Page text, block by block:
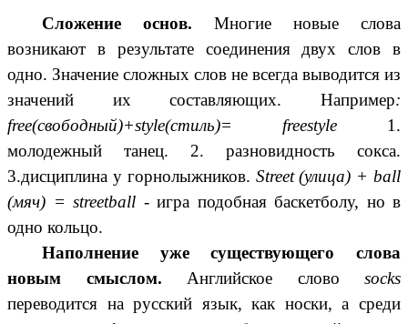
Сложение основ. Многие новые слова
возникают в результате соединения двух слов в
одно. Значение сложных слов не всегда выводится из
значений их составляющих. Например:
free(свободный)+style(стиль)= freestyle 1.
молодежный танец. 2. разновидность сокса.
3.дисциплина у горнолыжников. Street (улица) + ball
(мяч) = streetball - игра подобная баскетболу, но в
одно кольцо.
Наполнение уже существующего слова
новым смыслом. Английское слово socks
переводится на русский язык, как носки, а среди